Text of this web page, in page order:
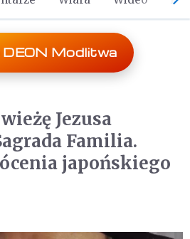
DEON Modlitwa
Jezusa
Familia.
japońskiego